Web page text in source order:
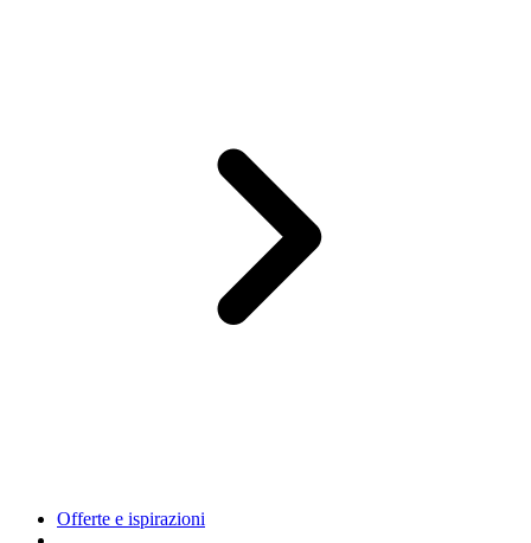
Offerte e ispirazioni